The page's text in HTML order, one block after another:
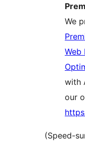
We
Web
with
our
(Speed-